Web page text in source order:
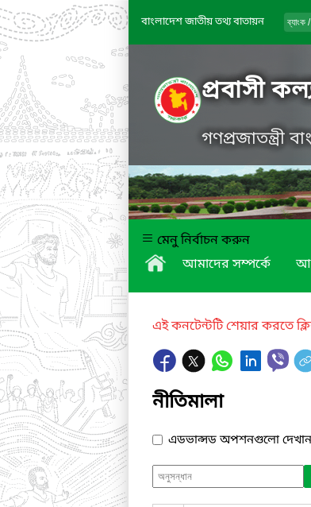
বাংলাদেশ জাতীয় তথ্য বাতায়ন
প্রবাসী
গণপ্রজাতন্ত্রী
মেনু নির্বাচন করুন
আমাদের সম্পর্কে
এই কনটেন্টটি শেয়ার করতে
নীতিমালা
এডভান্সড অপশনগুলো দেখান